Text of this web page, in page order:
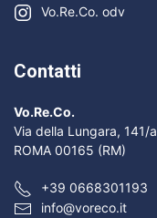
Vo.Re.Co. odv
Contatti
Vo.Re.Co.
Via della Lungara, 141/a
ROMA 00165 (RM)
+39 0668301193
info@voreco.it